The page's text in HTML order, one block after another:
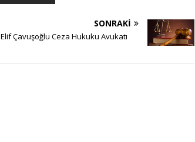
SONRAKI
Elif Çavuşoğlu Ceza Hukuku Avukatı